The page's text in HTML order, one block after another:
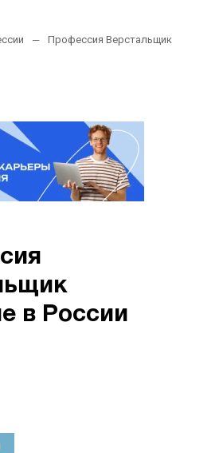
Профессия Верстальщик
в России